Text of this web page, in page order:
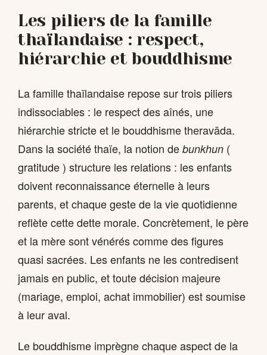
Les piliers de la famille
thaïlandaise : respect,
hiérarchie et bouddhisme
La famille thaïlandaise repose sur trois piliers
indissociables : le respect des aînés, une
hiérarchie stricte et le bouddhisme theravāda.
Dans la société thaïe, la notion de bunkhun (
gratitude ) structure les relations : les enfants
doivent reconnaissance éternelle à leurs
parents, et chaque geste de la vie quotidienne
reflète cette dette morale. Concrètement, le père
et la mère sont vénérés comme des figures
quasi sacrées. Les enfants ne les contredisent
jamais en public, et toute décision majeure
(mariage, emploi, achat immobilier) est soumise
à leur aval.
Le bouddhisme imprègne chaque aspect de la